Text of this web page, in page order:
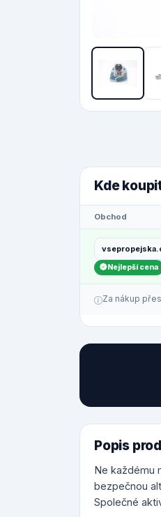
Kde
Obchod
Nejlepší cena
Za nákup
Popis
Ne každému
bezpečnou
Společné